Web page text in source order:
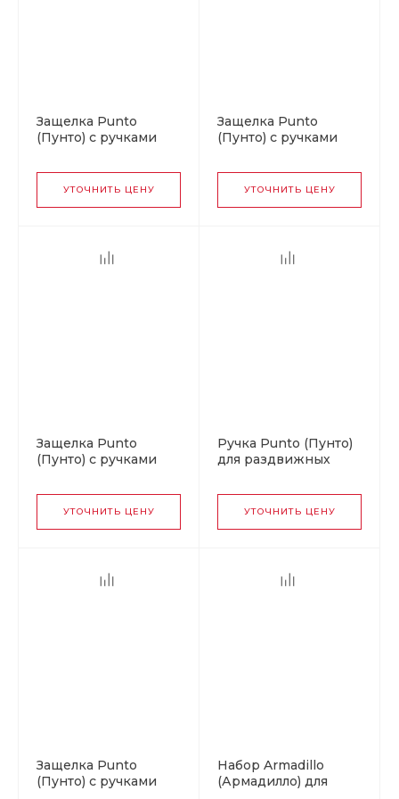
Защелка Punto
(Пунто) с ручками
дверей Soft LINE SL-
011 SGУТОЧНИТЬ ЦЕНУ
Защелка Punto
(Пунто) с ручками
дверей
SH.SL152.KIT011-BK
УТОЧНИТЬ ЦЕНУ
Защелка Punto
(Пунто) с ручками
дверей
SH.SL152.KIT011-BK
УТОЧНИТЬ ЦЕНУ
Ручка Punto (Пунто)
для раздвижных
(Soft LINE SL-010) SG
матовое золото
УТОЧНИТЬ ЦЕНУ
Защелка Punto
(Пунто) с ручками
Набор Armadillo
(Армадилло) для